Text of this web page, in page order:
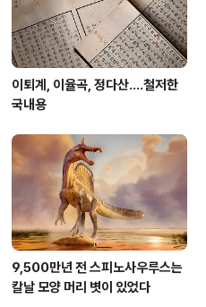
이퇴계, 이율곡, 정다산....철저한
국내용
9,500만년 전 스피노사우루스는
칼날 모양 머리 볏이 있었다